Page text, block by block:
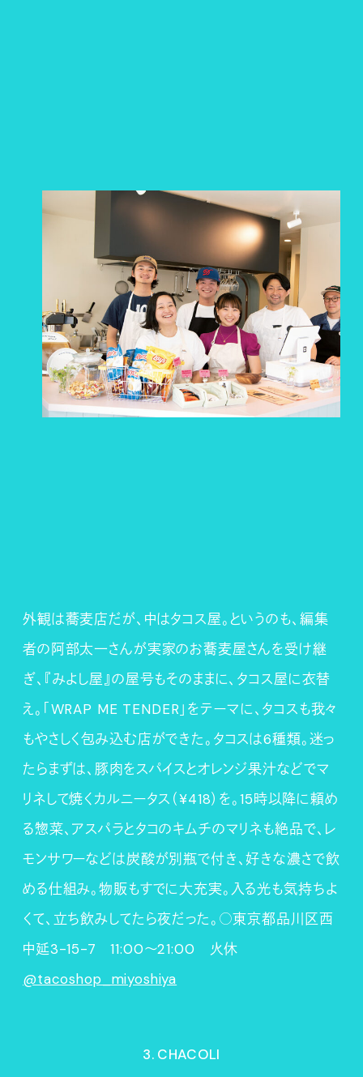
外観は蕎麦店だが、中はタコス屋。というのも、編集
者の阿部太一さんが実家のお蕎麦屋さんを受け継
ぎ、『みよし屋』の屋号もそのままに、タコス屋に衣替
え。「WRAP ME TENDER」をテーマに、タコスも我々
もやさしく包み込む店ができた。タコスは6種類。迷っ
たらまずは、豚肉をスパイスとオレンジ果汁などでマ
リネして焼くカルニータス（¥418）を。15時以降に頼め
る惣菜、アスパラとタコのキムチのマリネも絶品で、レ
モンサワーなどは炭酸が別瓶で付き、好きな濃さで飲
める仕組み。物販もすでに大充実。入る光も気持ちよ
くて、立ち飲みしてたら夜だった。○東京都品川区西
中延3-15-7 11:00〜21:00 火休
@tacoshop_miyoshiya
3. CHACOLI